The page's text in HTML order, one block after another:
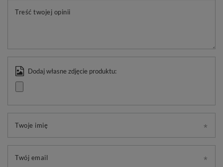
Treść twojej opinii
Dodaj własne zdjęcie produktu:
Twoje imię
Twój email